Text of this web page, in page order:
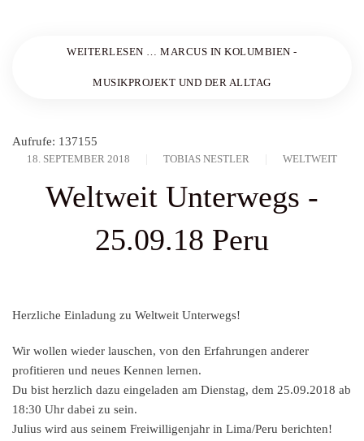
WEITERLESEN … MARCUS IN KOLUMBIEN -
MUSIKPROJEKT UND DER ALLTAG
Aufrufe: 137155
18. SEPTEMBER 2018 TOBIAS NESTLER WELTWEIT
Weltweit Unterwegs -
25.09.18 Peru
Herzliche Einladung zu Weltweit Unterwegs!
Wir wollen wieder lauschen, von den Erfahrungen anderer
profitieren und neues Kennen lernen.
Du bist herzlich dazu eingeladen am Dienstag, dem 25.09.2018 ab
18:30 Uhr dabei zu sein.
Julius wird aus seinem Freiwilligenjahr in Lima/Peru berichten!